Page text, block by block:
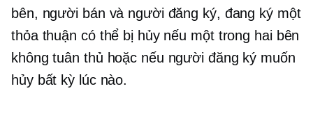
bên, người bán và người đăng ký, đang ký một
thỏa thuận có thể bị hủy nếu một trong hai bên
không tuân thủ hoặc nếu người đăng ký muốn
hủy bất kỳ lúc nào.